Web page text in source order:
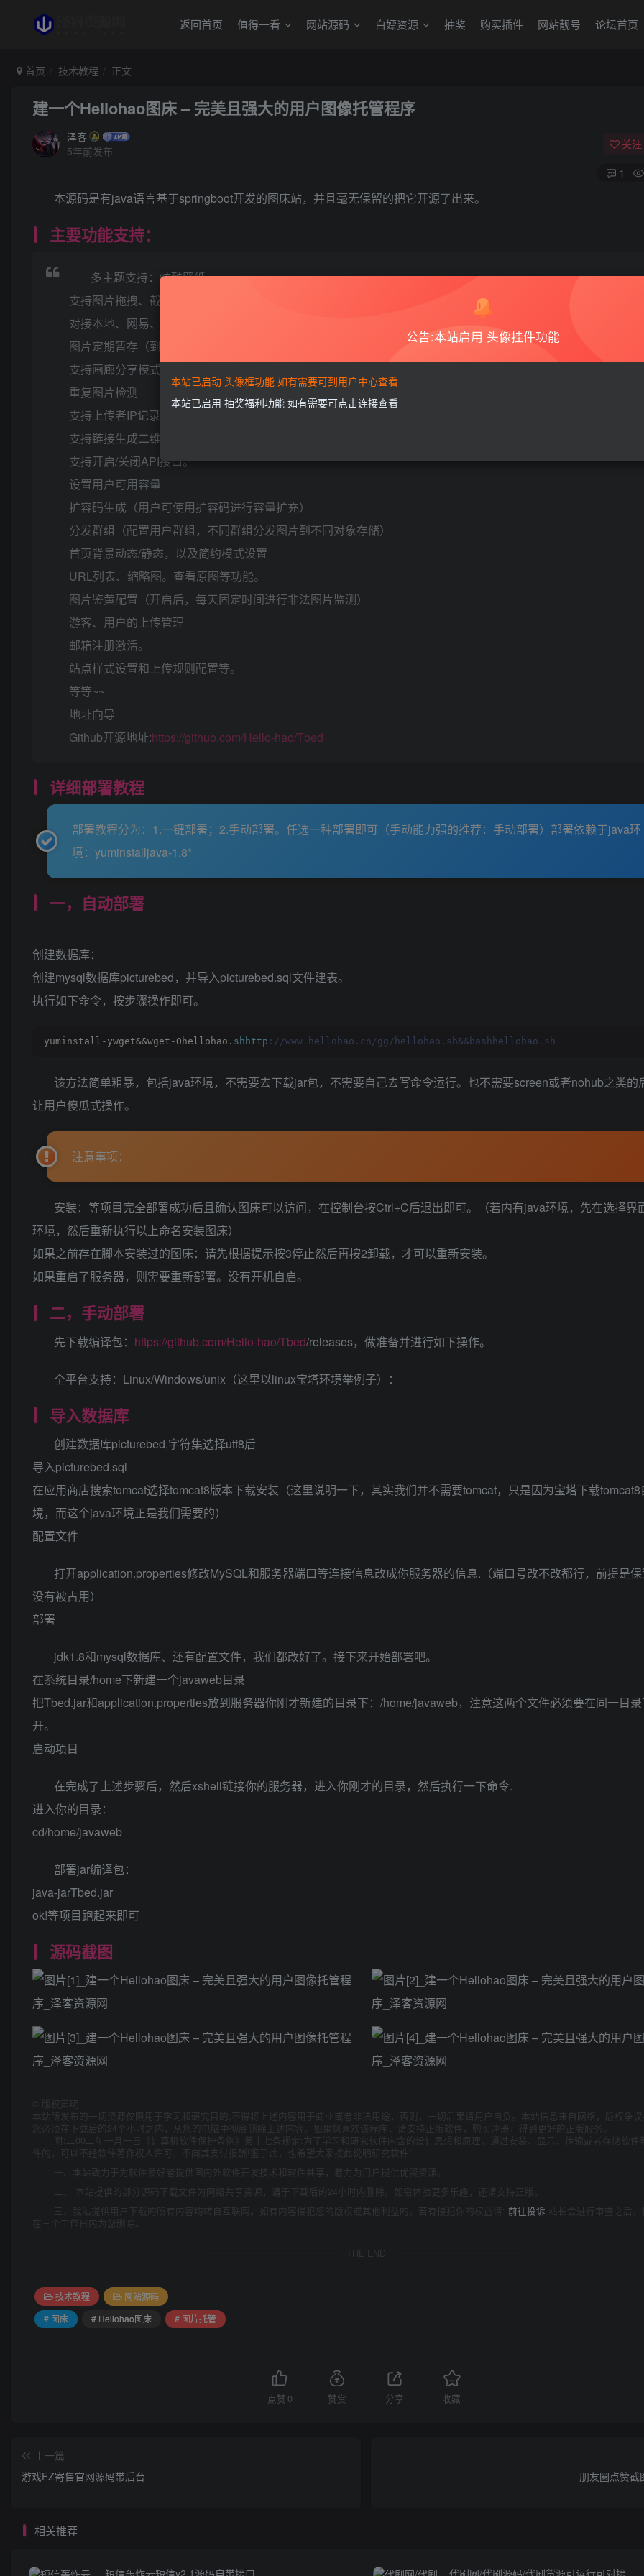
返回首页 值得一看 网站源码 白嫖资源 抽奖 购买插件 网站靓号 论坛首页
首页 技术教程 正文
建一个Hellohao图床 – 完美且强大的用户图像托管程序
泽客
5年前发布
关注
1
本源码是有java语言基于springboot开发的图床站，并且毫无保留的把它开源了出来。
主要功能支持：
多主题支持：炫酷壁纸
支持图片拖拽、截图软件直接(Ctrl+V)和图片URL地址上传。
对接本地、网易、阿里、又拍、七牛、腾讯、FTP等各大对象存储平台。
图片定期暂存（到期自动删除）
支持画廊分享模式(用户可把自己当前上传的图片以图片集的形式批量分享给好友)
重复图片检测
支持上传者IP记录，并可配置IP黑名单操作
支持链接生成二维码。
支持开启/关闭API接口。
设置用户可用容量
扩容码生成（用户可使用扩容码进行容量扩充）
分发群组（配置用户群组，不同群组分发图片到不同对象存储）
首页背景动态/静态，以及简约模式设置
URL列表、缩略图。查看原图等功能。
图片鉴黄配置（开启后，每天固定时间进行非法图片监测）
游客、用户的上传管理
邮箱注册激活。
站点样式设置和上传规则配置等。
等等~~
地址向导
Github开源地址:https://github.com/Hello-hao/Tbed
详细部署教程
部署教程分为：1.一键部署；2.手动部署。任选一种部署即可（手动能力强的推荐：手动部署）部署依赖于java环
境：yuminstalljava-1.8*
一，自动部署
创建数据库：
创建mysql数据库picturebed，并导入picturebed.sql文件建表。
执行如下命令，按步骤操作即可。
yuminstall-ywget&&wget-Ohellohao. shhttp ://www.hellohao.cn/gg/hellohao.sh&&bashhellohao.sh
该方法简单粗暴，包括java环境，不需要去下载jar包，不需要自己去写命令运行。也不需要screen或者nohub之类的
让用户傻瓜式操作。
注意事项：
安装：等项目完全部署成功后且确认图床可以访问，在控制台按Ctrl+C后退出即可。（若内有java环境，先在选择界
环境，然后重新执行以上命名安装图床）
如果之前存在脚本安装过的图床：请先根据提示按3停止然后再按2卸载，才可以重新安装。
如果重启了服务器，则需要重新部署。没有开机自启。
二，手动部署
先下载编译包： https://github.com/Hello-hao/Tbed/releases，做准备并进行如下操作。
全平台支持：Linux/Windows/unix（这里以linux宝塔环境举例子）：
导入数据库
创建数据库picturebed,字符集选择utf8后
导入picturebed.sql
在应用商店搜索tomcat选择tomcat8版本下载安装（这里说明一下，其实我们并不需要tomcat，只是因为宝塔下载
境，而这个java环境正是我们需要的）
配置文件
打开application.properties修改MySQL和服务器端口等连接信息改成你服务器的信息.（端口号改不改都行，前提是
没有被占用）
部署
jdk1.8和mysql数据库、还有配置文件，我们都改好了。接下来开始部署吧。
在系统目录/home下新建一个javaweb目录
把Tbed.jar和application.properties放到服务器你刚才新建的目录下：/home/javaweb，注意这两个文件必须要在同一目
开。
启动项目
在完成了上述步骤后，然后xshell链接你的服务器，进入你刚才的目录，然后执行一下命令.
进入你的目录：
cd/home/javaweb
部署jar编译包：
java-jarTbed.jar
ok!等项目跑起来即可
源码截图
版权声明
本站所发布的一切资源仅限用于学习和研究目的;不得将上述内容用于商业或者非法用途，否则，一切后果请用户自负。本站信息来自网络，版权争议
您必须在下载后的24个小时之内，从您的电脑中彻底删除上述内容。如果您喜欢该程序，请支持正版软件，购买注册，得到更好的正版服务。
附:二00二年一月一日《计算机软件保护条例》第十七条规定:为了学习和研究软件内含的设计思想和原理，通过安装、显示、传输或者存储软件
件的，可以不经软件著作权人许可，不向其支付报酬!鉴于此，也希望大家按此说明研究软件!
一、本站致力于为软件爱好者提供国内外软件开发技术和软件共享，着力为用户提供优资资源。
二、 本站提供的部分源码下载文件为网络共享资源，请于下载后的24小时内删除。如需体验更多乐趣，还请支持正版。
三、我站提供用户下载的所有内容均转自互联网。如有内容侵犯您的版权或其他利益的，若有侵犯你的权益请: 前往投诉 站长会进行审查之后
在三个工作日内为您删除。
THE END
技术教程
网站源码
# 图床
# Hellohao图床 # 图片托管
点赞 0 赞赏 分享 收藏
上一篇
游戏FZ寄售官网源码带后台
朋友圈点赞截
相关推荐
公告:本站启用 头像挂件功能
本站已启动 头像框功能 如有需要可到用户中心查看
本站已启用 抽奖福利功能 如有需要可点击连接查看